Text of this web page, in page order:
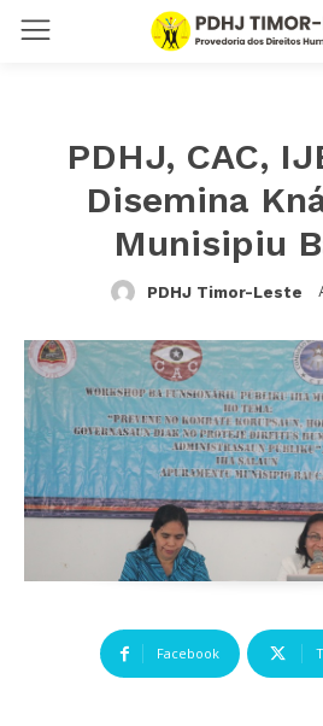
PDHJ, CAC,
Disemina
Munisipiu
PDHJ Timor-Leste
Facebook